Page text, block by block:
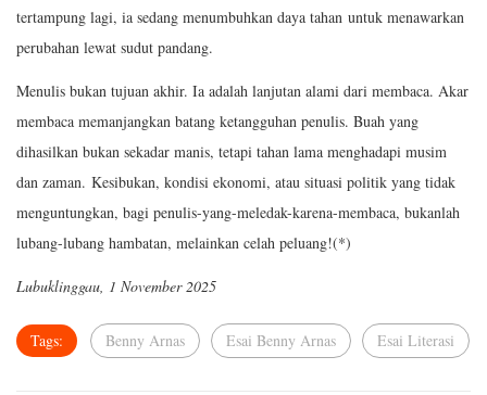
tertampung lagi, ia sedang menumbuhkan daya tahan untuk menawarkan
perubahan lewat sudut pandang.
Menulis bukan tujuan akhir. Ia adalah lanjutan alami dari membaca. Akar
membaca memanjangkan batang ketangguhan penulis. Buah yang
dihasilkan bukan sekadar manis, tetapi tahan lama menghadapi musim
dan zaman. Kesibukan, kondisi ekonomi, atau situasi politik yang tidak
menguntungkan, bagi penulis-yang-meledak-karena-membaca, bukanlah
lubang-lubang hambatan, melainkan celah peluang!(*)
Lubuklinggau, 1 November 2025
Tags: Benny Arnas Esai Benny Arnas Esai Literasi